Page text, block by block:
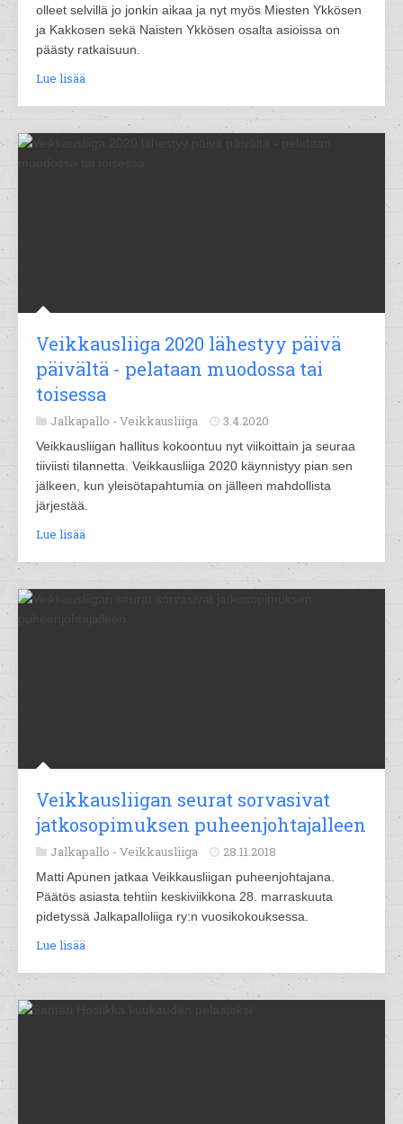
olleet selvillä jo jonkin aikaa ja nyt myös Miesten Ykkösen
ja Kakkosen sekä Naisten Ykkösen osalta asioissa on
päästy ratkaisuun.
Lue lisää
Veikkausliiga 2020 lähestyy päivä
päivältä - pelataan muodossa tai
toisessa
Jalkapallo - Veikkausliiga 3.4.2020
Veikkausliigan hallitus kokoontuu nyt viikoittain ja seuraa
tiiviisti tilannetta. Veikkausliiga 2020 käynnistyy pian sen
jälkeen, kun yleisötapahtumia on jälleen mahdollista
järjestää.
Lue lisää
Veikkausliigan seurat sorvasivat
jatkosopimuksen puheenjohtajalleen
Jalkapallo - Veikkausliiga 28.11.2018
Matti Apunen jatkaa Veikkausliigan puheenjohtajana.
Päätös asiasta tehtiin keskiviikkona 28. marraskuuta
pidetyssä Jalkapalloliiga ry:n vuosikokouksessa.
Lue lisää